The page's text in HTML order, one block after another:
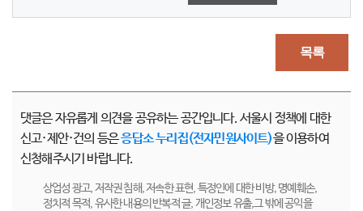
목록
댓글은 자유롭게 의견을 공유하는 공간입니다. 서울시 정책에 대한
신고·제안·건의 등은응답소 누리집(전자민원사이트)을 이용하여
신청해주시기 바랍니다.
상업성 광고, 저작권 침해, 저속한 표현, 특정인에 대한 비방, 명예훼손,
정치적 목적, 유사한 내용의 반복적 글, 개인정보 유출,그 밖에 공익을